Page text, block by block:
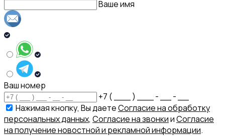
Ваше имя
Ваш номер
+7 ( ___ ) ___ - __ - __
Нажимая кнопку, Вы даетеСогласие на обработку
персональных данных, Согласие на звонкииСогласие
на получение новостной и рекламной информации.